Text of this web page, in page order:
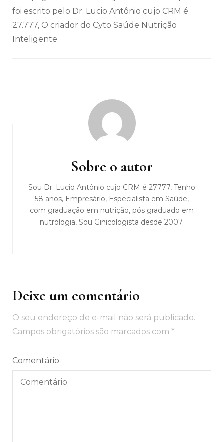
foi escrito pelo Dr. Lucio Antônio cujo CRM é
27.777, O criador do Cyto Saúde Nutrição
Inteligente.
Sobre o autor
Sou Dr. Lucio Antônio cujo CRM é 27777, Tenho
58 anos, Empresário, Especialista em Saúde,
com graduação em nutrição, pós graduado em
nutrologia, Sou Ginicologista desde 2007.
Deixe um comentário
O seu endereço de e-mail não será publicado.
Campos obrigatórios são marcados com *
Comentário